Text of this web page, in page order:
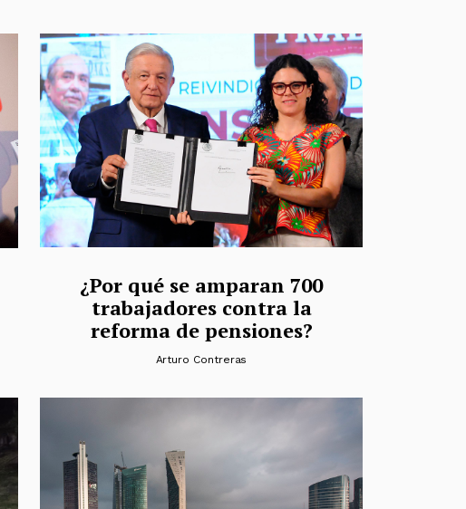
¿Por qué se amparan 700
trabajadores contra la
reforma de pensiones?
Arturo Contreras